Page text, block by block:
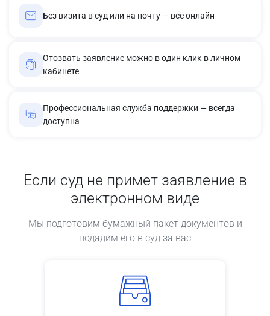
Без визита в суд или на почту — всё онлайн
Отозвать заявление можно в один клик в личном
кабинете
Профессиональная служба поддержки — всегда
доступна
Если суд не примет заявление в
электронном виде
Мы подготовим бумажный пакет документов и
подадим его в суд за вас